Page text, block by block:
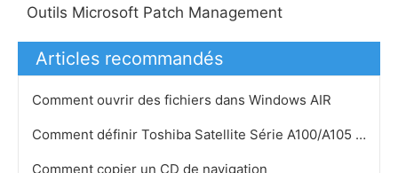
Outils Microsoft Patch Management
Articles recommandés
Comment ouvrir des fichiers dans Windows AIR
Comment définir Toshiba Satellite Série A100/A105 Retour aux réglages par défaut
Comment copier un CD de navigation